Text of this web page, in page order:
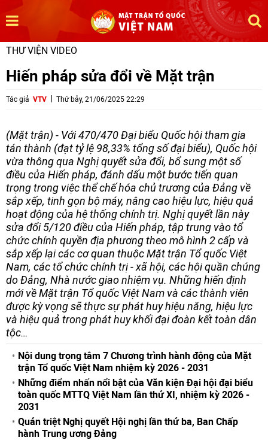
THƯ VIỆN VIDEO
Hiến pháp sửa đổi về Mặt trận
Tác giả VTV Thứ bảy, 21/06/2025 22:29
(Mặt trận) - Với 470/470 Đại biểu Quốc hội tham gia
tán thành (đạt tỷ lệ 98,33% tổng số đại biểu), Quốc hội
vừa thông qua Nghị quyết sửa đổi, bổ sung một số
điều của Hiến pháp, đánh dấu một bước tiến quan
trọng trong việc thể chế hóa chủ trương của Đảng về
sắp xếp, tinh gọn bộ máy, nâng cao hiệu lực, hiệu quả
hoạt động của hệ thống chính trị. Nghị quyết lần này
sửa đổi 5/120 điều của Hiến pháp, tập trung vào tổ
chức chính quyền địa phương theo mô hình 2 cấp và
sắp xếp lại các cơ quan thuộc Mặt trận Tổ quốc Việt
Nam, các tổ chức chính trị - xã hội, các hội quần chúng
do Đảng, Nhà nước giao nhiệm vụ. Những hiến định
mới về Mặt trận Tổ quốc Việt Nam và các thành viên
được kỳ vọng sẽ thực sự phát huy hiệu năng, hiệu lực
và hiệu quả trong phát huy khối đại đoàn kết toàn dân
tộc…
Nội dung trọng tâm 7 Chương trình hành động của Mặt
trận Tổ quốc Việt Nam nhiệm kỳ 2026 - 2031
Những điểm nhấn nổi bật của Văn kiện Đại hội đại biểu
toàn quốc MTTQ Việt Nam lần thứ XI, nhiệm kỳ 2026 -
2031
Quán triệt Nghị quyết Hội nghị lần thứ ba, Ban Chấp
hành Trung ương Đảng